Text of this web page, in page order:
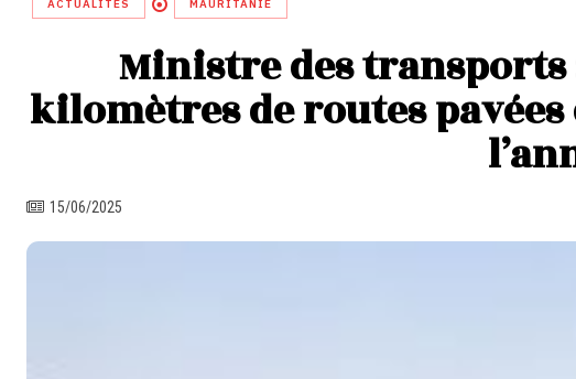
ACTUALITÉS MAURITANIE
Ministre des transports
kilomètres de routes
15/06/2025